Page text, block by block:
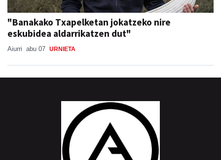
"Banakako Txapelketan jokatzeko nire
eskubidea aldarrikatzen dut"
Aiurri abu 07 URNIETA